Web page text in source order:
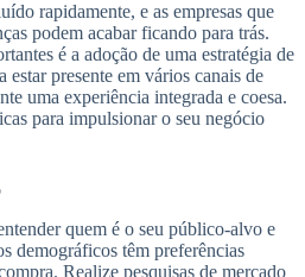
rapidamente, e as empresas que
podem acabar ficando para trás.
é a adoção de uma estratégia de
presente em vários canais de
uma experiência integrada e coesa.
para impulsionar o seu negócio
quem é o seu público-alvo e
demográficos têm preferências
Realize pesquisas de mercado